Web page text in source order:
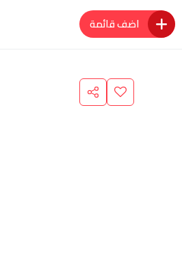
اضف قائمة